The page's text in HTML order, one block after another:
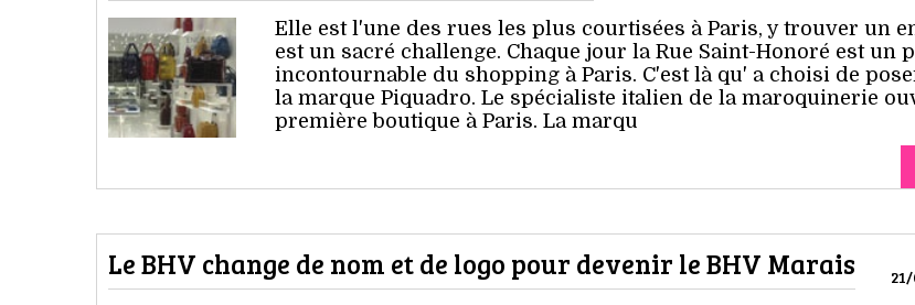
Elle est l'une des rues les plus courtisées à Paris, y trouver un
est un sacré challenge. Chaque jour la Rue Saint-Honoré est un
incontournable du shopping à Paris. C'est là qu' a choisi de
la marque Piquadro. Le spécialiste italien de la maroquinerie
première boutique à Paris. La marqu
Le BHV change de nom et de logo pour devenir le BHV Marais